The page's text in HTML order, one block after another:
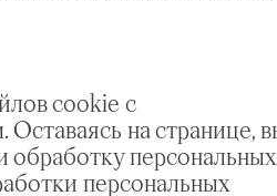
cookie с
на странице,
обработку персональных
персональных